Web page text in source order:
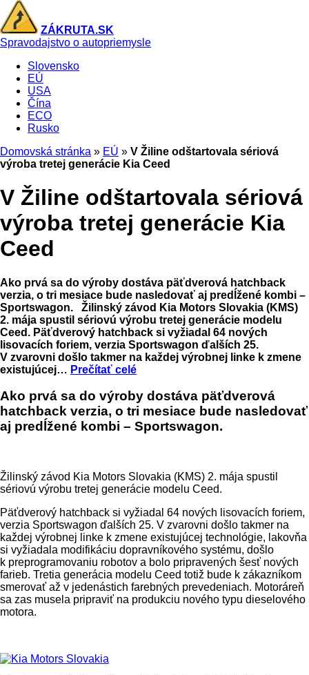
ZÁKRUTA.SK
Spravodajstvo o autopriemysle
Slovensko
EÚ
USA
Čína
ECO
Rusko
Domovská stránka » EÚ » V Žiline odštartovala sériová
výroba tretej generácie Kia Ceed
V Žiline odštartovala sériová
výroba tretej generácie Kia
Ceed
Ako prvá sa do výroby dostáva päťdverová hatchback
verzia, o tri mesiace bude nasledovať aj predĺžené kombi –
Sportswagon. Žilinský závod Kia Motors Slovakia (KMS)
2. mája spustil sériovú výrobu tretej generácie modelu
Ceed. Päťdverový hatchback si vyžiadal 64 nových
lisovacích foriem, verzia Sportswagon ďalších 25.
V zvarovni došlo takmer na každej výrobnej linke k zmene
existujúcej… Prečítať celé
Ako prvá sa do výroby dostáva päťdverová
hatchback verzia, o tri mesiace bude nasledovať
aj predĺžené kombi – Sportswagon.
Žilinský závod Kia Motors Slovakia (KMS) 2. mája spustil
sériovú výrobu tretej generácie modelu Ceed.
Päťdverový hatchback si vyžiadal 64 nových lisovacích foriem,
verzia Sportswagon ďalších 25. V zvarovni došlo takmer na
každej výrobnej linke k zmene existujúcej technológie, lakovňa
si vyžiadala modifikáciu dopravníkového systému, došlo
k preprogramovaniu robotov a bolo pripravených šesť nových
farieb. Tretia generácia modelu Ceed totiž bude k zákazníkom
smerovať až v jedenástich farebných prevedeniach. Motoráreň
sa zas musela pripraviť na produkciu nového typu dieselového
motora.